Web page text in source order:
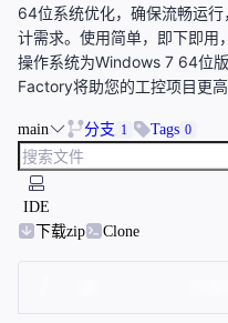
64位系统优化，确保流畅运
计需求。使用简单，即下即用
操作系统为Windows 7 64位
Factory将助您的工控项目更高
main 分支 1 Tags 0
IDE
下载zip
Clone